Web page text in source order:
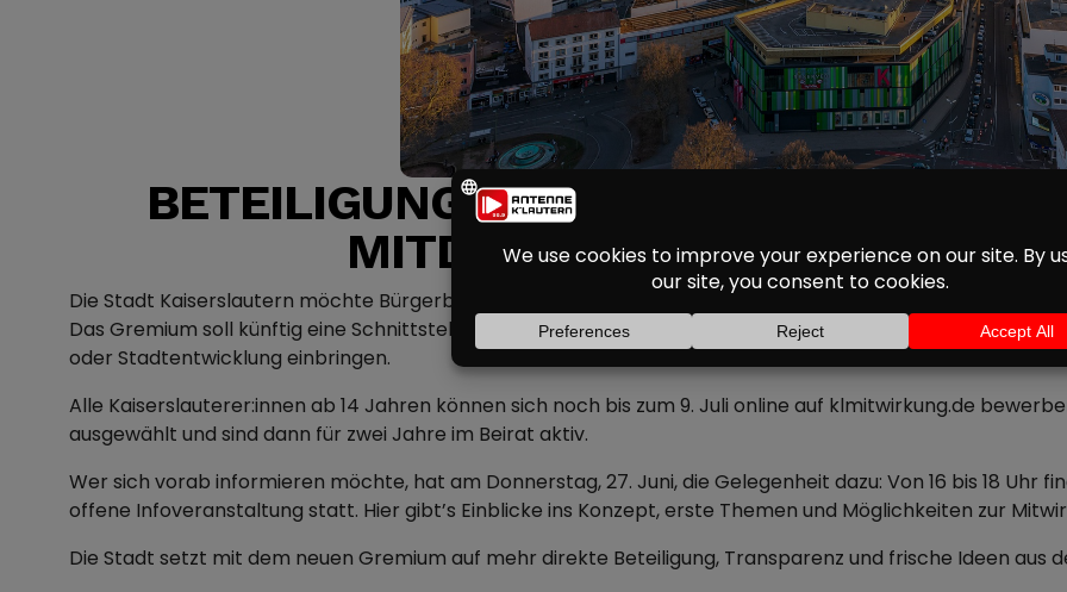
BETEILIGUNGSBEIRAT: STADT
MITDENKENDE UND
Die Stadt Kaiserslautern möchte Bürgerbeteiligung noch stärker fördern – und sucht aktuell acht
Das Gremium soll künftig eine Schnittstelle zwischen Bürgerschaft und Verwaltung sein und sich aktiv in
oder Stadtentwicklung einbringen.
Alle Kaiserslauterer:innen ab 14 Jahren können sich noch bis zum 9. Juli online auf klmitwirkung.de
ausgewählt und sind dann für zwei Jahre im Beirat aktiv.
Wer sich vorab informieren möchte, hat am Donnerstag, 27. Juni, die Gelegenheit dazu: Von 16 bis 18
offene Infoveranstaltung statt. Hier gibt’s Einblicke ins Konzept, erste Themen und Möglichkeiten zur
Die Stadt setzt mit dem neuen Gremium auf mehr direkte Beteiligung, Transparenz und frische Ideen aus